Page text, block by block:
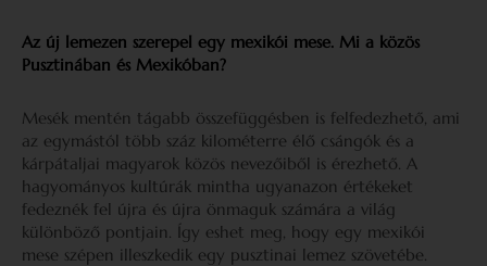
Az új lemezen szerepel egy mexikói mese. Mi a közös
Pusztinában és Mexikóban?
Mesék mentén tágabb összefüggésben is felfedezhető, ami
az egymástól több száz kilométerre élő csángók és a
kárpátaljai magyarok közös nevezőiből is érezhető. A
hagyományos kultúrák mintha ugyanazon értékeket
fedeznék fel újra és újra önmaguk számára a világ
különböző pontjain. Így eshet meg, hogy egy mexikói
mese szépen illeszkedik egy pusztinai lemez szövetébe.